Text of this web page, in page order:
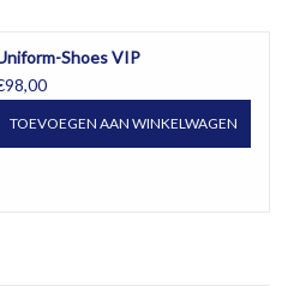
Shoes VIP
TOEVOEGEN AAN WINKELWAGEN